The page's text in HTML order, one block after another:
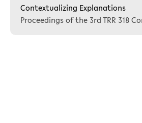
Contextualizing Explanations
Proceedings of the 3rd TRR 318